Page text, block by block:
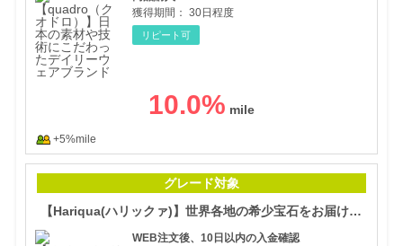
獲得期間： 30日程度
リピート可
10.0%
+5%mile
グレード対象
【Hariqua(ハリックァ)】世界各地の希少宝石をお届け★スピリチュアルジュエリー
WEB注文後、10日以内の入金確認